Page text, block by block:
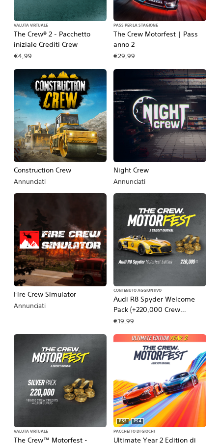
The Crew® 2 - Pacchetto
iniziale Crediti Crew
VALUTA VIRTUALE
€4,99
The Crew Motorfest | Pass
anno 2
PASS PER LA STAGIONE
€29,99
Construction Crew
Annunciati
Night Crew
Annunciati
Fire Crew Simulator
Annunciati
Audi R8 Spyder Welcome
Pack (+220,000 Crew
Credits) – The Crew
CONTENUTO AGGIUNTIVO
€19,99
The Crew™ Motorfest -
VALUTA VIRTUALE
Ultimate Year 2 Edition di
PS5
PS4
PACCHETTO DI GIOCHI